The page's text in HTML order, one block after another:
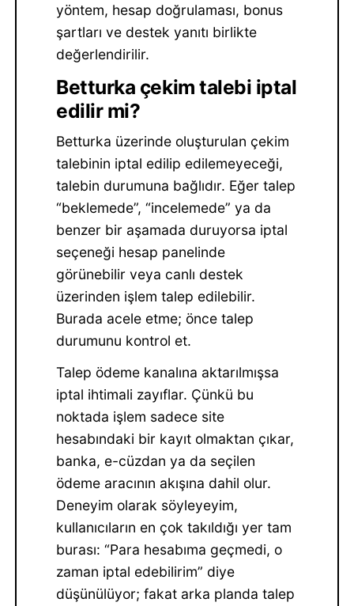
yöntem, hesap doğrulaması, bonus
şartları ve destek yanıtı birlikte
değerlendirilir.
Betturka çekim talebi iptal
edilir mi?
Betturka üzerinde oluşturulan çekim
talebinin iptal edilip edilemeyeceği,
talebin durumuna bağlıdır. Eğer talep
“beklemede”, “incelemede” ya da
benzer bir aşamada duruyorsa iptal
seçeneği hesap panelinde
görünebilir veya canlı destek
üzerinden işlem talep edilebilir.
Burada acele etme; önce talep
durumunu kontrol et.
Talep ödeme kanalına aktarılmışsa
iptal ihtimali zayıflar. Çünkü bu
noktada işlem sadece site
hesabındaki bir kayıt olmaktan çıkar,
banka, e-cüzdan ya da seçilen
ödeme aracının akışına dahil olur.
Deneyim olarak söyleyeyim,
kullanıcıların en çok takıldığı yer tam
burası: “Para hesabıma geçmedi, o
zaman iptal edebilirim” diye
düşünülüyor; fakat arka planda talep